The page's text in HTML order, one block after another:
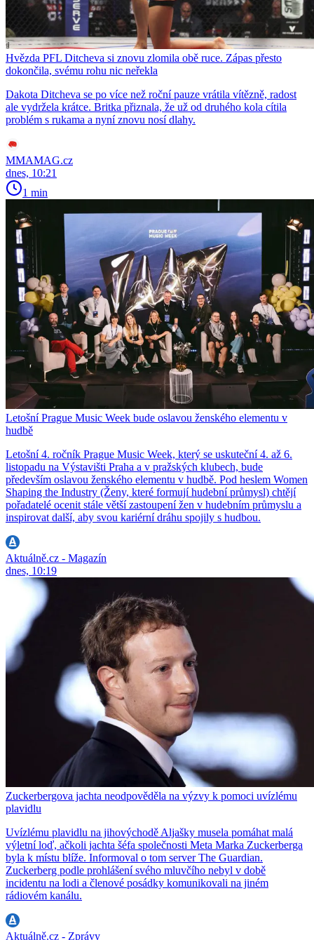
Hvězda PFL Ditcheva si znovu zlomila obě ruce. Zápas přesto
dokončila, svému rohu nic neřekla
Dakota Ditcheva se po více než roční pauze vrátila vítězně, radost
ale vydržela krátce. Britka přiznala, že už od druhého kola cítila
problém s rukama a nyní znovu nosí dlahy.
MMAMAG.cz
dnes, 10:21
1 min
Letošní Prague Music Week bude oslavou ženského elementu v
hudbě
Letošní 4. ročník Prague Music Week, který se uskuteční 4. až 6.
listopadu na Výstavišti Praha a v pražských klubech, bude
především oslavou ženského elementu v hudbě. Pod heslem Women
Shaping the Industry (Ženy, které formují hudební průmysl) chtějí
pořadatelé ocenit stále větší zastoupení žen v hudebním průmyslu a
inspirovat další, aby svou kariérní dráhu spojily s hudbou.
Aktuálně.cz - Magazín
dnes, 10:19
Zuckerbergova jachta neodpověděla na výzvy k pomoci uvízlému
plavidlu
Uvízlému plavidlu na jihovýchodě Aljašky musela pomáhat malá
výletní loď, ačkoli jachta šéfa společnosti Meta Marka Zuckerberga
byla k místu blíže. Informoval o tom server The Guardian.
Zuckerberg podle prohlášení svého mluvčího nebyl v době
incidentu na lodi a členové posádky komunikovali na jiném
rádiovém kanálu.
Aktuálně.cz - Zprávy